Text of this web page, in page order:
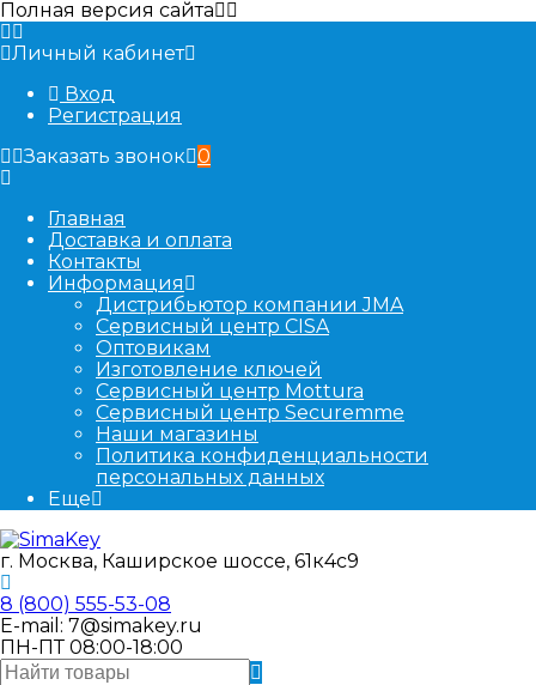
Полная версия сайта
Личный кабинет
Вход
Регистрация
Заказать звонок 0
Главная
Доставка и оплата
Контакты
Информация
Дистрибьютор компании JMA
Сервисный центр CISA
Оптовикам
Изготовление ключей
Сервисный центр Mottura
Сервисный центр Securemme
Наши магазины
Политика конфиденциальности
персональных данных
Еще
г. Москва, Каширское шоссе, 61к4с9
8 (800) 555-53-08
E-mail: 7@simakey.ru
ПН-ПТ 08:00-18:00